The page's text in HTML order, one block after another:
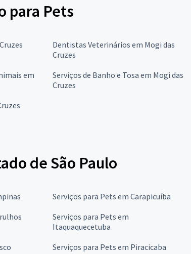
para Pets
Dentistas Veterinários em Mogi das
Cruzes
em
Serviços de Banho e Tosa em Mogi das
Cruzes
de São Paulo
Serviços para Pets em Carapicuíba
Serviços para Pets em
Itaquaquecetuba
Serviços para Pets em Piracicaba